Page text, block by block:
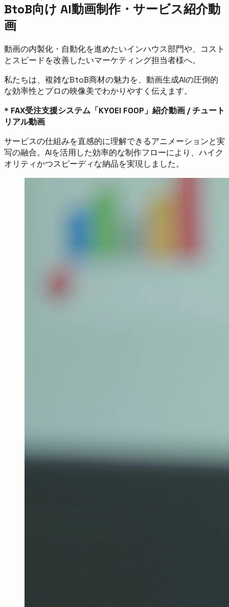
BtoB向け AI動画制作・サービス紹介動
画
動画の内製化・自動化を進めたいインハウス部門や、コスト
とスピードを改善したいマーケティング担当者様へ。
私たちは、複雑なBtoB商材の魅力を、動画生成AIの圧倒的
な効率性とプロの映像美でわかりやすく伝えます。
* FAX受注支援システム「KYOEI FOOP」紹介動画 / チュート
リアル動画
サービスの仕組みを直感的に理解できるアニメーションと実
写の融合。AIを活用した効率的な制作フローにより、ハイク
オリティかつスピーディな納品を実現しました。